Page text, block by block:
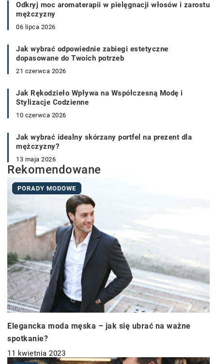
Odkryj moc aromaterapii w pielęgnacji włosów i zarostu
mężczyzny
06 lipca 2026
Jak wybrać odpowiednie zabiegi estetyczne
dopasowane do Twoich potrzeb
21 czerwca 2026
Jak Rękodzieło Wpływa na Współczesną Modę i
Stylizacje Codzienne
10 czerwca 2026
Jak wybrać idealny skórzany portfel na prezent dla
mężczyzny?
13 maja 2026
Rekomendowane
PORADY MODOWE
Elegancka moda męska – jak się ubrać na ważne
spotkanie?
11 kwietnia 2023